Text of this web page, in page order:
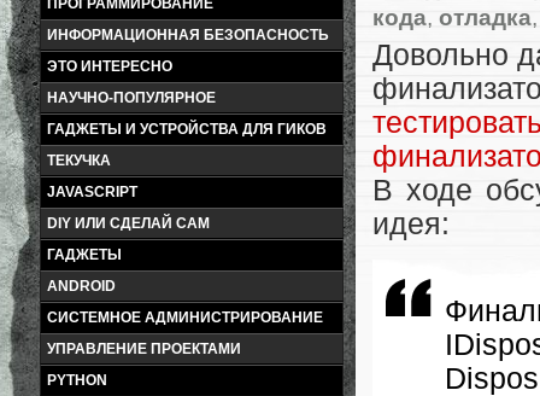
ПРОГРАММИРОВАНИЕ
ИНФОРМАЦИОННАЯ БЕЗОПАСНОСТЬ
ЭТО ИНТЕРЕСНО
НАУЧНО-ПОПУЛЯРНОЕ
ГАДЖЕТЫ И УСТРОЙСТВА ДЛЯ ГИКОВ
ТЕКУЧКА
JAVASCRIPT
DIY ИЛИ СДЕЛАЙ САМ
ГАДЖЕТЫ
ANDROID
СИСТЕМНОЕ АДМИНИСТРИРОВАНИЕ
УПРАВЛЕНИЕ ПРОЕКТАМИ
PYTHON
кода, отладка
Довольно
В ходе
идея: